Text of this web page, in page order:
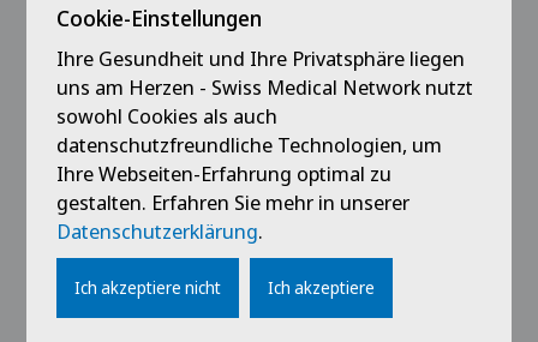
Akromioplastik
Akupunktur
Akutgeriatrie
Allergologie und Immunologie
Allgemeine Chirurgie
Clinique de Valère
Clinique Générale Ste-Anne
Hôpital de Moutier
Hôpital de Saint-Imier
Internationale Patienten
ZH
BE
LU
AG
Termin
Privatklinik Bethanien
Zentrum für Radiologie Zürich
Toblerstrasse 51
8044 Zürich
info@klinikbethanien.ch
+41 43 268 70 70
Privatklinik Lindberg
Cookie-Einstellungen
Ihre Gesundheit und Ihre Privatsphäre liegen
uns am Herzen - Swiss Medical Network nutzt
sowohl Cookies als auch
datenschutzfreundliche Technologien, um
Ihre Webseiten-Erfahrung optimal zu
gestalten. Erfahren Sie mehr in unserer
Datenschutzerklärung.
Ich akzeptiere nicht Ich akzeptiere